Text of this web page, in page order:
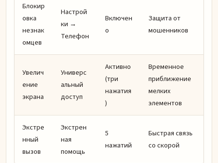
Блокир
овка
незнак
омцев
Настрой
ки →
Телефон
Включен
о
Защита от
мошенников
Увелич
ение
экрана
Универс
альный
доступ
Активно
(три
нажатия
)
Временное
приближение
мелких
элементов
Экстре
нный
вызов
Экстрен
ная
помощь
5
нажатий
Быстрая связь
со скорой